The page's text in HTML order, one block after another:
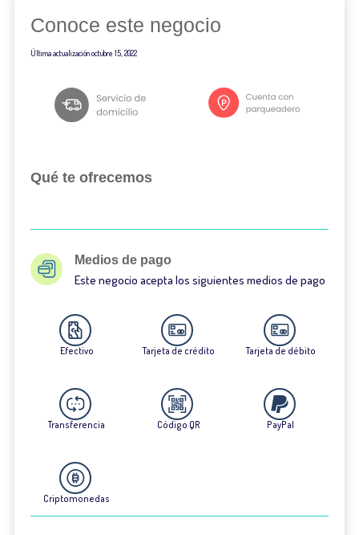
Conoce este negocio
Última actualizaciónoctubre 15, 2022
Qué te ofrecemos
Medios de pago
Este negocio acepta los siguientes medios de pago
Efectivo Tarjeta de crédito Tarjeta de débito
Transferencia Código QR PayPal
Criptomonedas